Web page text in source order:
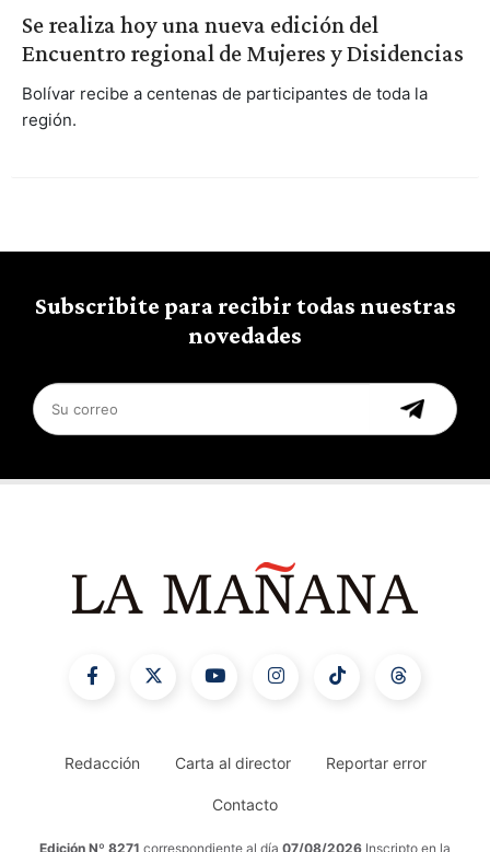
Se realiza hoy una nueva edición del
Encuentro regional de Mujeres y Disidencias
Bolívar recibe a centenas de participantes de toda la
región.
Subscribite para recibir todas nuestras
novedades
Redacción Carta al director Reportar error
Contacto
Edición Nº 8271 correspondiente al día 07/08/2026 Inscripto en la